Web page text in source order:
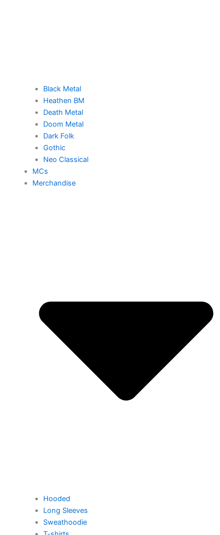
Black Metal
Heathen BM
Death Metal
Doom Metal
Dark Folk
Gothic
Neo Classical
MCs
Merchandise
Hooded
Long Sleeves
Sweathoodie